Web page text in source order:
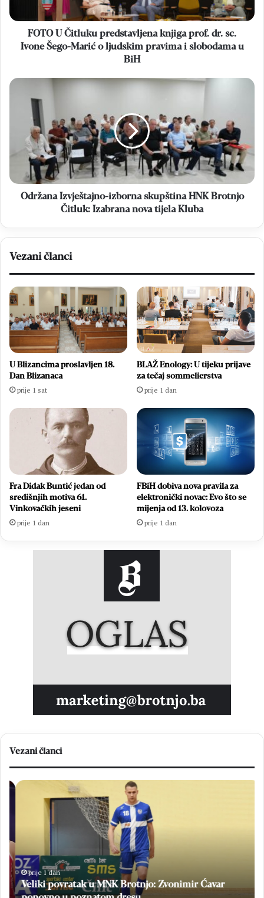
Ivone
Šego-
Marić
pravima
slobodama
FOTO U Čitluku predstavljena knjiga prof. dr. sc.
Ivone Šego-Marić o ljudskim pravima i slobodama u
BiH
Održana
Izvještajno-
izborna
skupština
Brotnjo
Čitluk:
Izabrana
nova
tijelaOdržana Izvještajno-izborna skupština HNK Brotnjo
Čitluk: Izabrana nova tijela Kluba
Vezani članci
U Blizancima proslavljen 18.
Dan Blizanaca
prije 1 sat
BLAŽ Enology: U tijeku prijave
za tečaj sommelierstva
prije 1 dan
Fra Didak Buntić jedan od
središnjih motiva 61.
Vinkovačkih jeseni
prije 1 dan
FBiH dobiva nova pravila za
elektronički novac: Evo što se
mijenja od 13. kolovoza
prije 1 dan
Vezani članci
Veliki
Zvonimir
Ćavar
ponovno
u
prije 1 dan
Veliki povratak u MNK Brotnjo: Zvonimir Ćavar